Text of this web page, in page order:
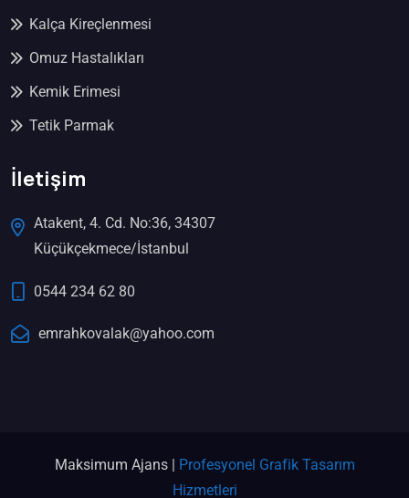
Kalça Kireçlenmesi
Omuz Hastalıkları
Kemik Erimesi
Tetik Parmak
İletişim
Atakent, 4. Cd. No:36, 34307
Küçükçekmece/İstanbul
0544 234 62 80
emrahkovalak@yahoo.com
Maksimum Ajans |
Profesyonel Grafik Tasarım
Hizmetleri